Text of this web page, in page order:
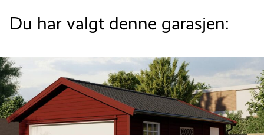
Du har valgt denne garasjen: